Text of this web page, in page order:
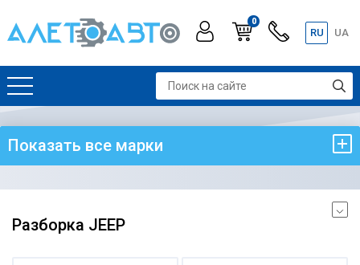
0
RU UA
Показать все марки
Разборка JEEP